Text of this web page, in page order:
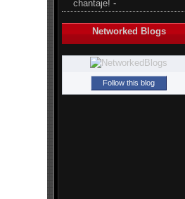
chantaje! -
Networked Blogs
Follow this blog